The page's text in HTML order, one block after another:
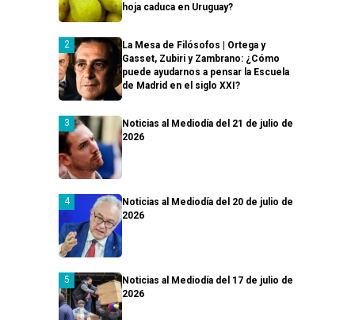
hoja caduca en Uruguay?
La Mesa de Filósofos | Ortega y
Gasset, Zubiri y Zambrano: ¿Cómo
puede ayudarnos a pensar la Escuela
de Madrid en el siglo XXI?
Noticias al Mediodía del 21 de julio de
2026
Noticias al Mediodía del 20 de julio de
2026
Noticias al Mediodía del 17 de julio de
2026